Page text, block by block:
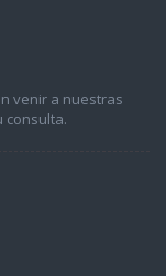
venir a nuestras
consulta.